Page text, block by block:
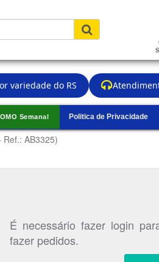
variedade do RS
Semanal Politica de Privacidade
Ref.: AB3325)
É necessário fazer login
fazer pedidos.